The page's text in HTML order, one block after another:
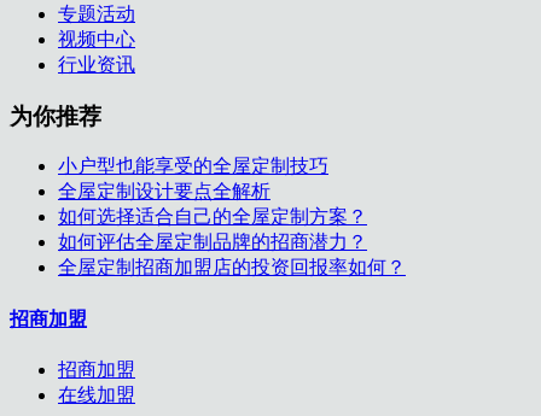
专题活动
视频中心
行业资讯
为你推荐
小户型也能享受的全屋定制技巧
全屋定制设计要点全解析
如何选择适合自己的全屋定制方案？
如何评估全屋定制品牌的招商潜力？
全屋定制招商加盟店的投资回报率如何？
招商加盟
招商加盟
在线加盟